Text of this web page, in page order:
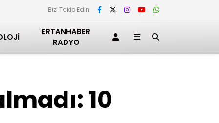
Bizi Takip Edin
ERTANHABER
RADYO
10